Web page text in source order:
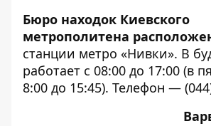
Бюро находок Киевского
метрополитена
станции метро «Нивки». В
работает с 08:00 до 17:00 (в
8:00 до 15:45). Телефон —